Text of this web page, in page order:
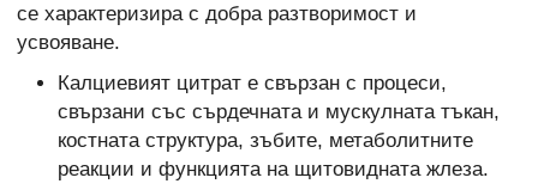
се характеризира с добра разтворимост и
усвояване.
Калциевият цитрат е свързан с процеси,
свързани със сърдечната и мускулната тъкан,
костната структура, зъбите, метаболитните
реакции и функцията на щитовидната жлеза.